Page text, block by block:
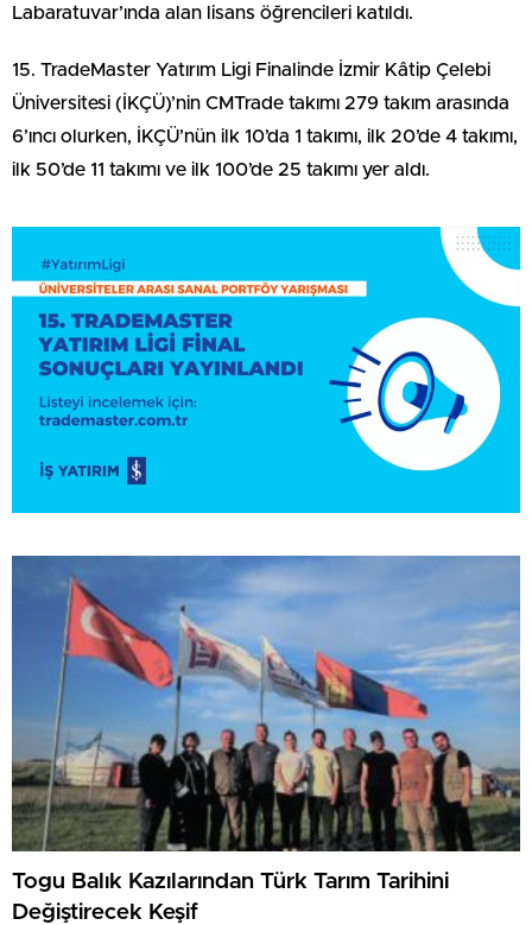
Labaratuvar’ında alan lisans öğrencileri katıldı.
15. TradeMaster Yatırım Ligi Finalinde İzmir Kâtip Çelebi
Üniversitesi (İKÇÜ)’nin CMTrade takımı 279 takım arasında
6’ıncı olurken, İKÇÜ’nün ilk 10’da 1 takımı, ilk 20’de 4 takımı,
ilk 50’de 11 takımı ve ilk 100’de 25 takımı yer aldı.
Togu Balık Kazılarından Türk Tarım Tarihini
Değiştirecek Keşif